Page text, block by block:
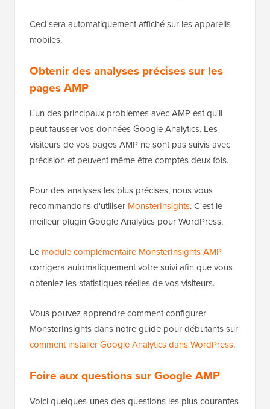
Ceci sera automatiquement affiché sur les appareils
mobiles.
Obtenir des analyses précises sur les
pages AMP
L'un des principaux problèmes avec AMP est qu'il
peut fausser vos données Google Analytics. Les
visiteurs de vos pages AMP ne sont pas suivis avec
précision et peuvent même être comptés deux fois.
Pour des analyses les plus précises, nous vous
recommandons d'utiliser MonsterInsights. C'est le
meilleur plugin Google Analytics pour WordPress.
Le module complémentaire MonsterInsights AMP
corrigera automatiquement votre suivi afin que vous
obteniez les statistiques réelles de vos visiteurs.
Vous pouvez apprendre comment configurer
MonsterInsights dans notre guide pour débutants sur
comment installer Google Analytics dans WordPress.
Foire aux questions sur Google AMP
Voici quelques-unes des questions les plus courantes